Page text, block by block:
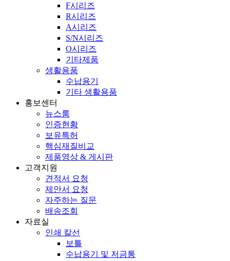
F시리즈
R시리즈
A시리즈
S/N시리즈
O시리즈
기타제품
생활용품
수납용기
기타 생활용품
홍보센터
뉴스룸
인증현황
보유특허
핵심재질비교
제품영상 & 게시판
고객지원
견적서 요청
제안서 요청
자주하는 질문
배송조회
자료실
인쇄 칼선
보틀
수납용기 및 저금통